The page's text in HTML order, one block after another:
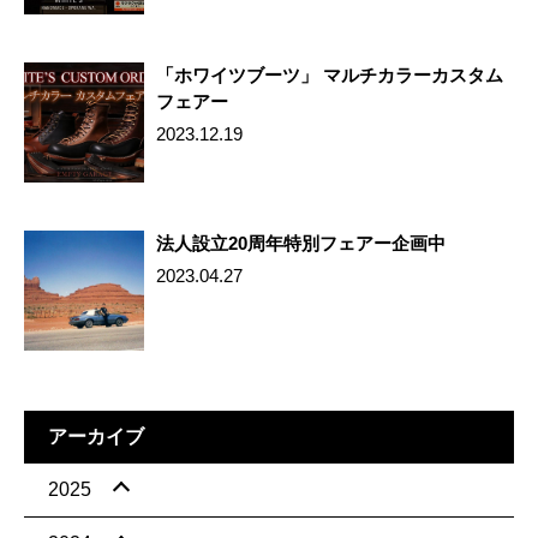
「ホワイツブーツ」 マルチカラーカスタム
フェアー
2023.12.19
法人設立20周年特別フェアー企画中
2023.04.27
アーカイブ
2025